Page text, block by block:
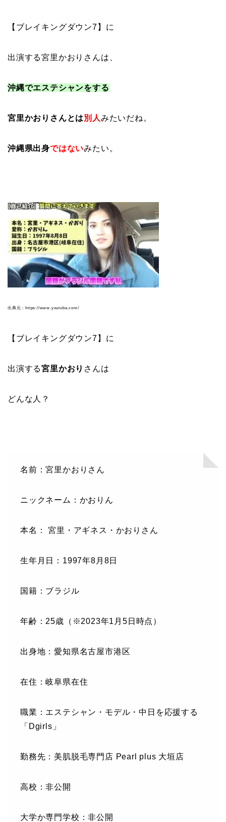
【ブレイキングダウン7】に
出演する宮里かおりさんは、
沖縄でエステシャンをする
宮里かおりさんとは 別人みたいだね。
沖縄県出身ではないみたい。
出典元：https://www.youtube.com/
【ブレイキングダウン7】に
出演する宮里かおり さんは
どんな人？
名前：宮里かおりさん
ニックネーム：かおりん
本名： 宮里・アギネス・かおりさん
生年月日：1997年8月8日
国籍：ブラジル
年齢：25歳（※2023年1月5日時点）
出身地：愛知県名古屋市港区
在住：岐阜県在住
職業：エステシャン・モデル・中日を応援する
「Dgirls」
勤務先：美肌脱毛専門店 Pearl plus 大垣店
高校：非公開
大学か専門学校：非公開